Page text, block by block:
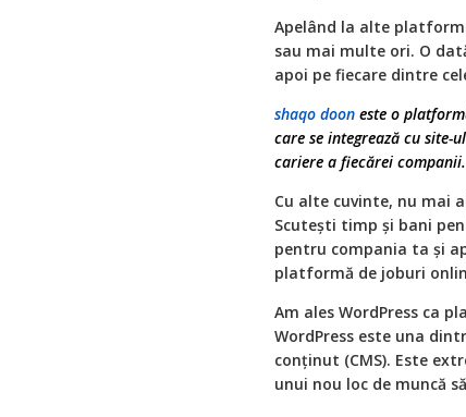
Apelând la alte
sau mai multe ori. O
apoi pe fiecare dintre
shaqo doon este o
care se integrează cu site-
cariere a fiecărei companii.
Cu alte cuvinte, nu mai
Scutești timp și bani
pentru compania ta și
platformă de joburi
Am ales WordPress ca
WordPress este una
conţinut (CMS). Este
unui nou loc de muncă